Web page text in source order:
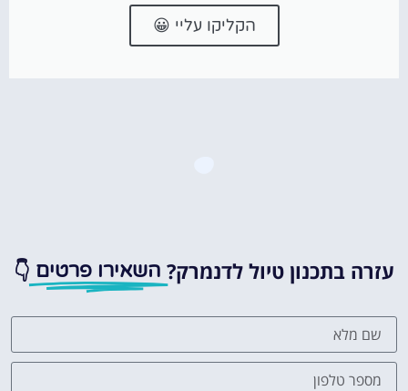
הקליקו עליי 😀
עזרה בתכנון טיול לדנמרק? השאירו פרטים 👇